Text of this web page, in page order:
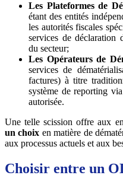
Les Plateformes de
étant des entités
les autorités fiscales
services de déclaration
du secteur;
Les Opérateurs de
services de
factures) à titre
système de reporting
autorisée.
Une telle scission offre aux
un choix en matière de
aux processus actuels et aux
Choisir entre un